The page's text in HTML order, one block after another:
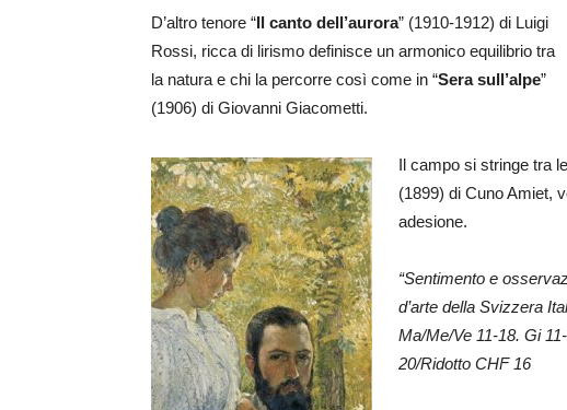
D’altro tenore “Il canto dell’aurora” (1910-1912) di Luigi
Rossi, ricca di lirismo definisce un armonico equilibrio tra
la natura e chi la percorre così come in “Sera sull’alpe”
(1906) di Giovanni Giacometti.
Il campo si stringe tra
(1899) di Cuno Amiet,
adesione.
“Sentimento e
d’arte della Svizzera
Ma/Me/Ve 11-18. Gi
20/Ridotto CHF 16